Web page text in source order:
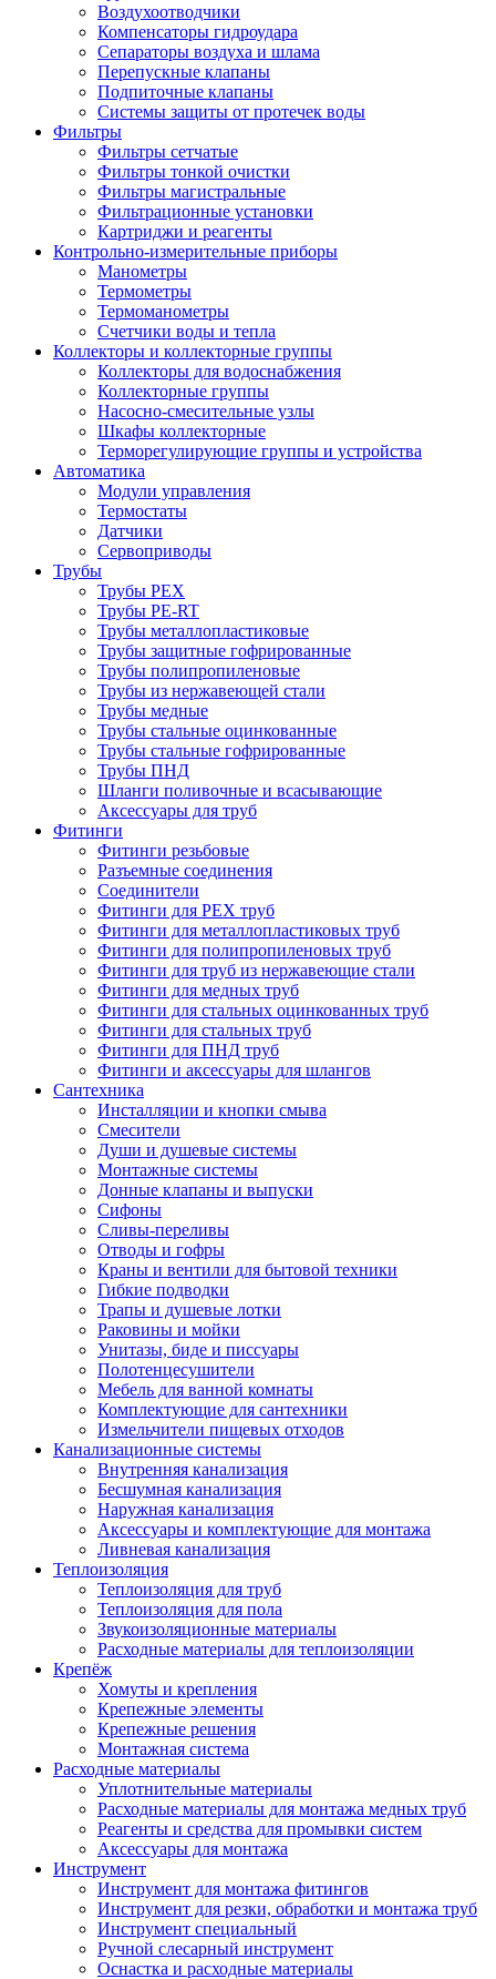
Воздухоотводчики
Компенсаторы гидроудара
Сепараторы воздуха и шлама
Перепускные клапаны
Подпиточные клапаны
Системы защиты от протечек воды
Фильтры
Фильтры сетчатые
Фильтры тонкой очистки
Фильтры магистральные
Фильтрационные установки
Картриджи и реагенты
Контрольно-измерительные приборы
Манометры
Термометры
Термоманометры
Счетчики воды и тепла
Коллекторы и коллекторные группы
Коллекторы для водоснабжения
Коллекторные группы
Насосно-смесительные узлы
Шкафы коллекторные
Терморегулирующие группы и устройства
Автоматика
Модули управления
Термостаты
Датчики
Сервоприводы
Трубы
Трубы PEX
Трубы PE-RT
Трубы металлопластиковые
Трубы защитные гофрированные
Трубы полипропиленовые
Трубы из нержавеющей стали
Трубы медные
Трубы стальные оцинкованные
Трубы стальные гофрированные
Трубы ПНД
Шланги поливочные и всасывающие
Аксессуары для труб
Фитинги
Фитинги резьбовые
Разъемные соединения
Соединители
Фитинги для PEX труб
Фитинги для металлопластиковых труб
Фитинги для полипропиленовых труб
Фитинги для труб из нержавеющие стали
Фитинги для медных труб
Фитинги для стальных оцинкованных труб
Фитинги для стальных труб
Фитинги для ПНД труб
Фитинги и аксессуары для шлангов
Сантехника
Инсталляции и кнопки смыва
Смесители
Души и душевые системы
Монтажные системы
Донные клапаны и выпуски
Сифоны
Сливы-переливы
Отводы и гофры
Краны и вентили для бытовой техники
Гибкие подводки
Трапы и душевые лотки
Раковины и мойки
Унитазы, биде и писсуары
Полотенцесушители
Мебель для ванной комнаты
Комплектующие для сантехники
Измельчители пищевых отходов
Канализационные системы
Внутренняя канализация
Бесшумная канализация
Наружная канализация
Аксессуары и комплектующие для монтажа
Ливневая канализация
Теплоизоляция
Теплоизоляция для труб
Теплоизоляция для пола
Звукоизоляционные материалы
Расходные материалы для теплоизоляции
Крепёж
Хомуты и крепления
Крепежные элементы
Крепежные решения
Монтажная система
Расходные материалы
Уплотнительные материалы
Расходные материалы для монтажа медных труб
Реагенты и средства для промывки систем
Аксессуары для монтажа
Инструмент
Инструмент для монтажа фитингов
Инструмент для резки, обработки и монтажа труб
Инструмент специальный
Ручной слесарный инструмент
Оснастка и расходные материалы